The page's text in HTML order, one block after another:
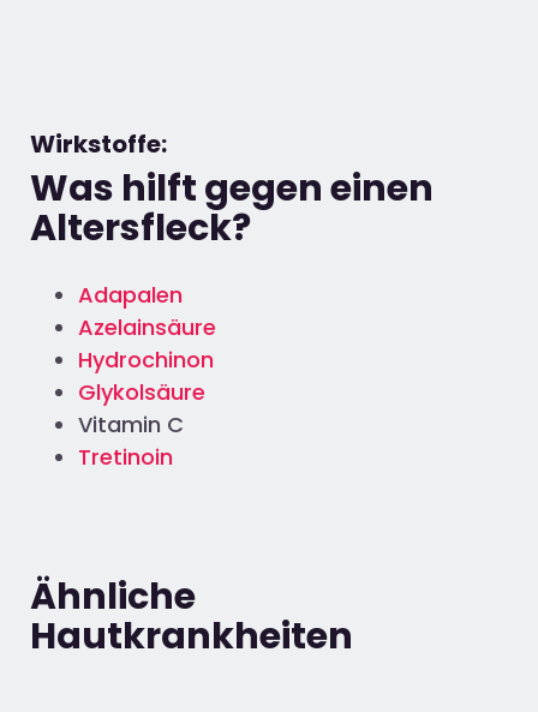
Wirkstoffe:
Was hilft gegen einen
Altersfleck?
Adapalen
Azelainsäure
Hydrochinon
Glykolsäure
Vitamin C
Tretinoin
Ähnliche
Hautkrankheiten